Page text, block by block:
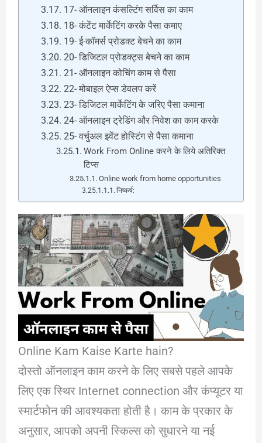
17- ऑनलाइन कंसल्टिंग सर्विस का काम
18- कंटेंट मार्केटिंग करके पैसा कमाए
19- ई-कॉमर्स प्रोडक्ट बेचने का काम
20- डिजिटल प्रोडक्ट्स बेचने का काम
21- ऑनलाइन कोचिंग काम से पैसा
22- मोबाइल ऐप्स डेवलप करें
23- डिजिटल मार्केटिंग के जरिए पैसा कमाना
24- ऑनलाइन ट्रेडिंग और निवेश का काम करके
25- वर्चुअल इवेंट होस्टिंग से पैसा कमाना
Work From Online करने के लिये अतिरिक्त
टिप्स
Online work from home opportunities
निष्कर्ष:
Online Kam Kaise Karte hain?
दोस्तो ऑनलाइन काम करने के लिए सबसे पहले आपके
लिए एक स्थिर Internet connection और कंप्यूटर या
स्मार्टफोन की आवश्यकता होती है। काम के प्रकार के
अनुसार, आपको अपनी स्किल्स को सुधारने या नई